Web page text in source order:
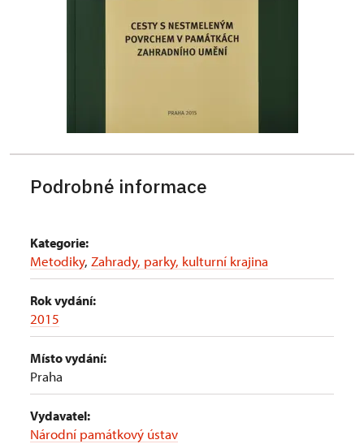
Podrobné informace
Kategorie:
Metodiky, Zahrady, parky, kulturní krajina
Rok vydání:
2015
Místo vydání:
Praha
Vydavatel:
Národní památkový ústav